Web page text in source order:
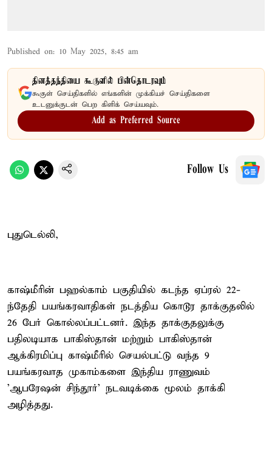
Published on: 10 May 2025, 8:45 am
தினத்தந்தியை கூகுளில் பின்தொடரவும்
கூகுள் செய்திகளில் எங்களின் முக்கியச் செய்திகளை
உடனுக்குடன் பெற கிளிக் செய்யவும்.
Add as Preferred Source
Follow Us
புதுடெல்லி,
காஷ்மீரின் பஹல்காம் பகுதியில் கடந்த ஏப்ரல் 22-
ந்தேதி பயங்கரவாதிகள் நடத்திய கொடூர தாக்குதலில்
26 பேர் கொல்லப்பட்டனர். இந்த தாக்குதலுக்கு
பதிலடியாக பாகிஸ்தான் மற்றும் பாகிஸ்தான்
ஆக்கிரமிப்பு காஷ்மீரில் செயல்பட்டு வந்த 9
பயங்கரவாத முகாம்களை இந்திய ராணுவம்
'ஆபரேஷன் சிந்தூர்' நடவடிக்கை மூலம் தாக்கி
அழித்தது.